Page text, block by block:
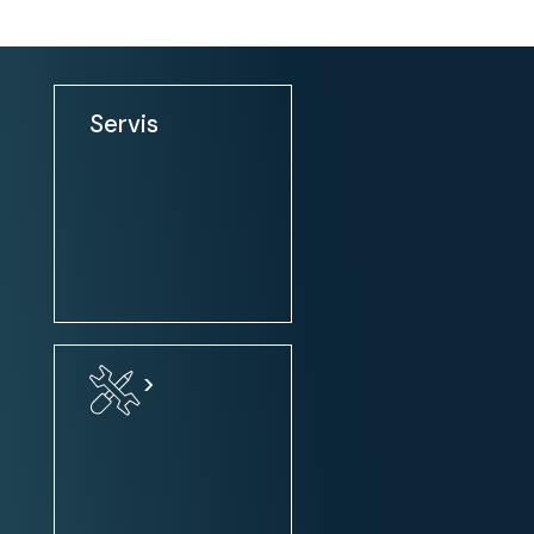
Notranjost:
ALU dodatki v notranjosti
Udobje:
klimatska naprava
Servis
>